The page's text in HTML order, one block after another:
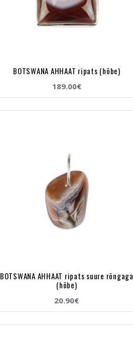
BOTSWANA AHHAAT ripats (hõbe)
189.00€
BOTSWANA AHHAAT ripats suure rõngaga
(hõbe)
20.90€